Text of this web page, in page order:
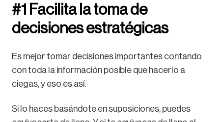
#1 Facilita la toma de
decisiones estratégicas
Es mejor tomar decisiones importantes contando
con toda la información posible que hacerlo a
ciegas, y eso es así.
Si lo haces basándote en suposiciones, puedes